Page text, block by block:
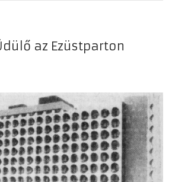
az Ezüstparton